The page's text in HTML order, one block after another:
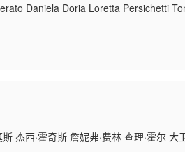
Daniela Doria Loretta Persichetti
杰西·霍奇斯 詹妮弗·费林 查理·霍尔 大